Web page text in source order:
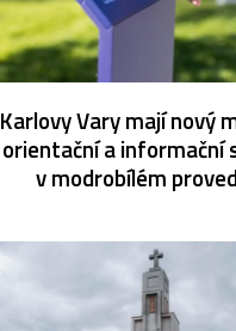
Karlovy Vary mají nový
orientační a informační
v modrobílém